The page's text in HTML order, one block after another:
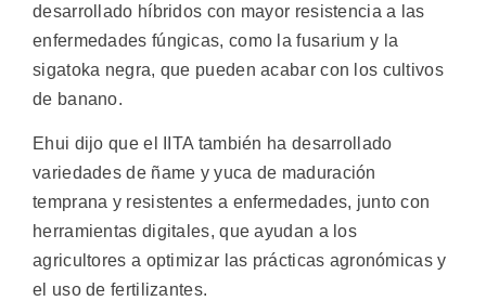
desarrollado híbridos con mayor resistencia a las
enfermedades fúngicas, como la fusarium y la
sigatoka negra, que pueden acabar con los cultivos
de banano.
Ehui dijo que el IITA también ha desarrollado
variedades de ñame y yuca de maduración
temprana y resistentes a enfermedades, junto con
herramientas digitales, que ayudan a los
agricultores a optimizar las prácticas agronómicas y
el uso de fertilizantes.